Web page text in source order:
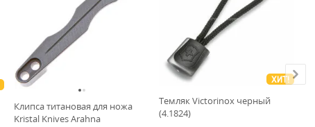
Клипса титановая для ножа
Kristal Knives Arahna
ХИТ!
Темляк Victorinox черный
(4.1824)